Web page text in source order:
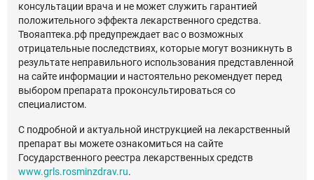
консультации врача и не может служить гарантией
положительного эффекта лекарственного средства.
Твояаптека.рф предупреждает вас о возможных
отрицательные последствиях, которые могут возникнуть в
результате неправильного использования представленной
на сайте информации и настоятельно рекомендует перед
выбором препарата проконсультироваться со
специалистом.
С подробной и актуальной инструкцией на лекарственный
препарат вы можете ознакомиться на сайте
Государственного реестра лекарственных средств
www.grls.rosminzdrav.ru.